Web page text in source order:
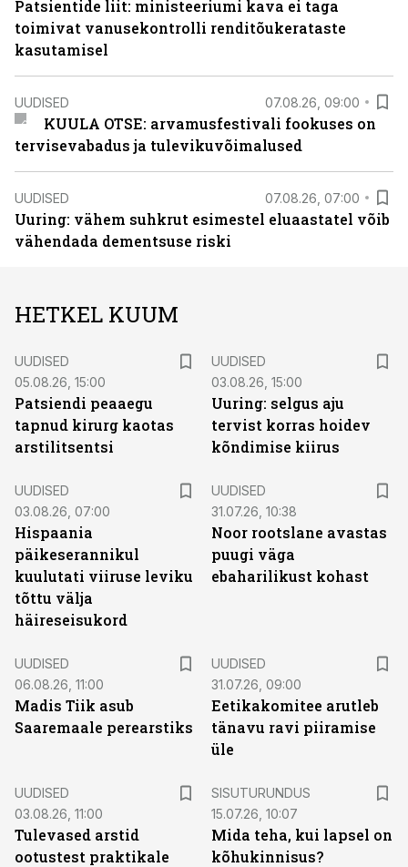
Patsientide liit: ministeeriumi kava ei taga
toimivat vanusekontrolli renditõukerataste
kasutamisel
UUDISED 07.08.26, 09:00
KUULA OTSE: arvamusfestivali fookuses on
tervisevabadus ja tulevikuvõimalused
UUDISED 07.08.26, 07:00
Uuring: vähem suhkrut esimestel eluaastatel võib
vähendada dementsuse riski
HETKEL KUUM
UUDISED
05.08.26, 15:00
Patsiendi peaaegu
tapnud kirurg kaotas
arstilitsentsi
UUDISED
03.08.26, 15:00
Uuring: selgus aju
tervist korras hoidev
kõndimise kiirus
UUDISED
03.08.26, 07:00
Hispaania
päikeserannikul
kuulutati viiruse leviku
tõttu välja
häireseisukord
UUDISED
31.07.26, 10:38
Noor rootslane avastas
puugi väga
ebaharilikust kohast
UUDISED
06.08.26, 11:00
Madis Tiik asub
Saaremaale perearstiks
UUDISED
31.07.26, 09:00
Eetikakomitee arutleb
tänavu ravi piiramise
üle
UUDISED
03.08.26, 11:00
Tulevased arstid
ootustest praktikale
SISUTURUNDUS
15.07.26, 10:07
Mida teha, kui lapsel on
kõhukinnisus?